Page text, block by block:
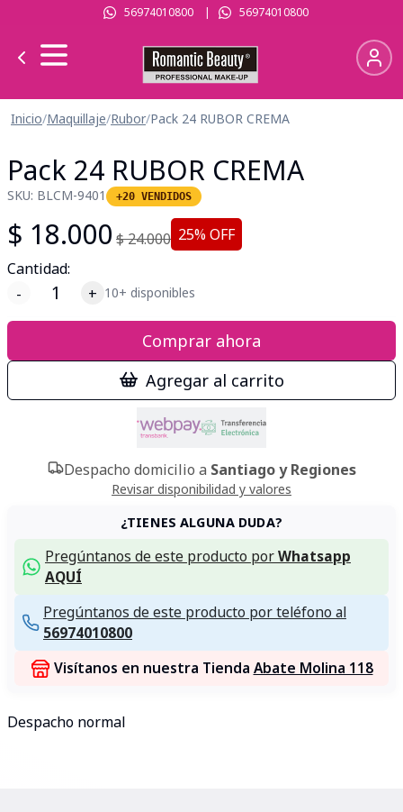
56974010800| 56974010800
Inicio/Maquillaje/Rubor/Pack 24 RUBOR CREMA
Pack 24 RUBOR CREMA
SKU: BLCM-9401 +20 VENDIDOS
$ 18.000 $24.000 25% OFF
Cantidad:
-
+ 10+ disponibles
Comprar ahora
Agregar al carrito
Despacho domicilio a Santiago y Regiones
Revisar disponibilidad y valores
¿TIENES ALGUNA DUDA?
Pregúntanos de este producto porWhatsapp
AQUÍ
Pregúntanos de este producto por teléfono al
56974010800
Visítanos en nuestra Tienda Abate Molina 118
Despacho normal